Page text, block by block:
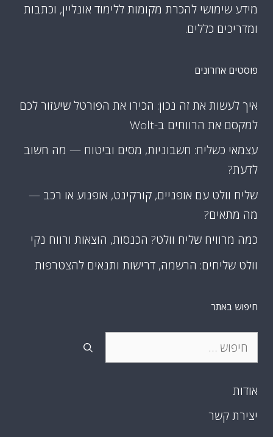
מידע שימושי להכרת מקומות ללימוד אונליין, וכתבות
ומדריכים כללים.
פוסטים אחרונים
איך לעשות את זה נכון: הכירו את הפורטל שיעזור לכם
למקסם את הרווחים ב-Wolt
עצמאי כשליח: חשבוניות, מסים וביטוח — מה חשוב
לדעת?
שליח וולט עם אופניים, קורקינט, אופנוע או רכב —
מה מתאים?
כמה מרוויח שליח וולט? הכנסות, הוצאות ורווח נקי
וולט שליחים: הרשמה, דרישות ותנאים להצטרפות
חיפוש באתר
חיפוש:
אודות
יצירת קשר